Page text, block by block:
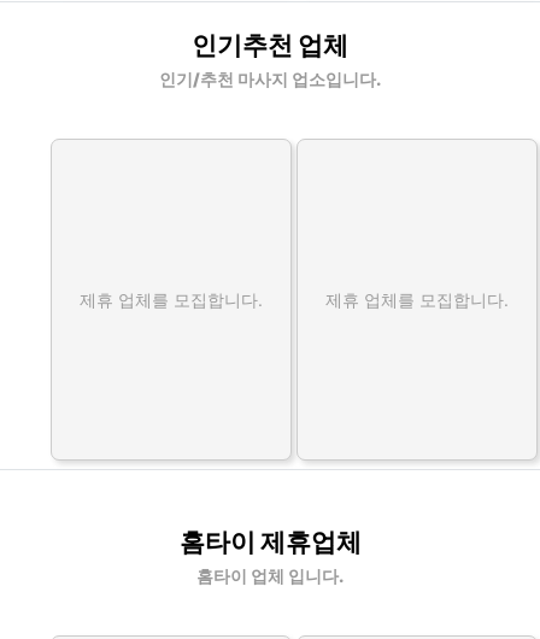
인기추천 업체
인기/추천 마사지 업소입니다.
제휴 업체를 모집합니다. 제휴 업체를 모집합니다.
홈타이 제휴업체
홈타이 업체 입니다.